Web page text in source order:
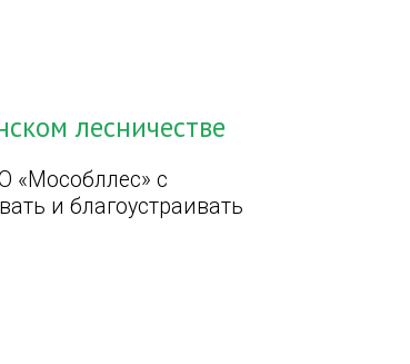
лесничестве
«Мособллес» с
и благоустраивать